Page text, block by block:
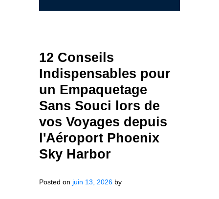
12 Conseils
Indispensables pour
un Empaquetage
Sans Souci lors de
vos Voyages depuis
l'Aéroport Phoenix
Sky Harbor
Posted on juin 13, 2026 by